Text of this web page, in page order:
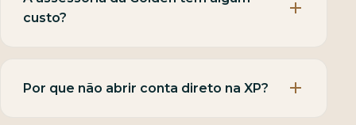
custo?
Por que não abrir conta direto na XP?